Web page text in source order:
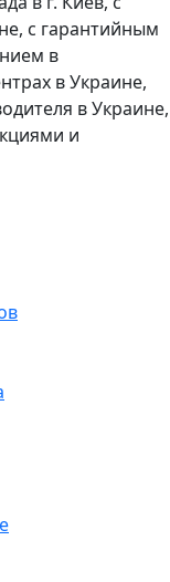
с гарантийным
в
в Украине,
в Украине,
и